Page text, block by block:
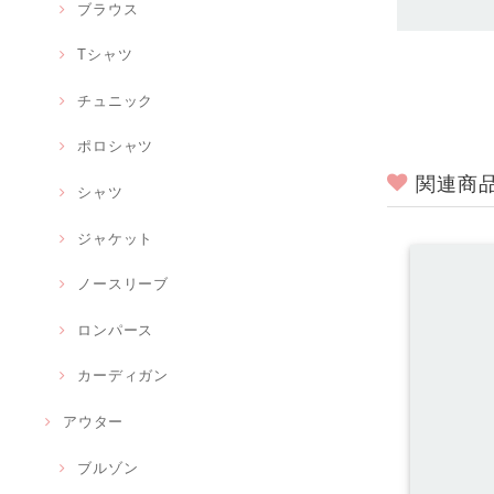
ブラウス
Tシャツ
チュニック
ポロシャツ
シャツ
ジャケット
ノースリーブ
ロンパース
カーディガン
アウター
ブルゾン
関連商